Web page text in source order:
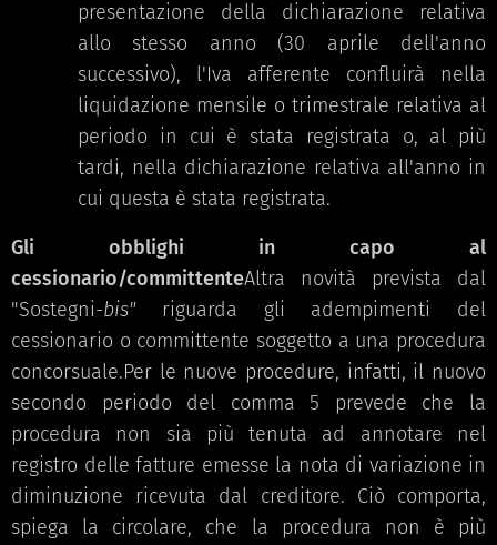
presentazione della dichiarazione relativa
allo stesso anno (30 aprile dell'anno
successivo), l'Iva afferente confluirà nella
liquidazione mensile o trimestrale relativa al
periodo in cui è stata registrata o, al più
tardi, nella dichiarazione relativa all'anno in
cui questa è stata registrata.
Gli obblighi in capo al
cessionario/committenteAltra novità prevista dal
"Sostegni-bis"riguarda gli adempimenti del
cessionario o committente soggetto a una procedura
concorsuale.Per le nuove procedure, infatti, il nuovo
secondo periodo del comma 5 prevede che la
procedura non sia più tenuta ad annotare nel
registro delle fatture emesse la nota di variazione in
diminuzione ricevuta dal creditore. Ciò comporta,
spiega la circolare, che la procedura non è più